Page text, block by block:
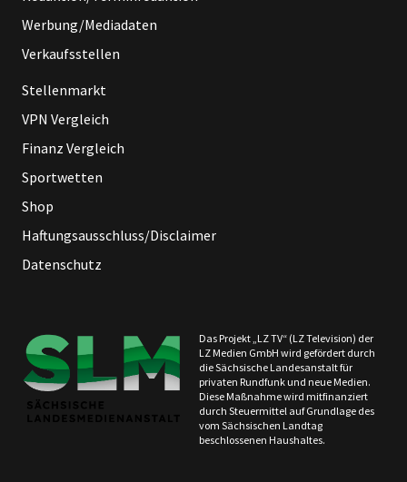
Werbung/Mediadaten
Verkaufsstellen
Stellenmarkt
VPN Vergleich
Finanz Vergleich
Sportwetten
Shop
Haftungsausschluss/Disclaimer
Datenschutz
Das Projekt „LZ TV“ (LZ Television) der
LZ Medien GmbH wird gefördert durch
die Sächsische Landesanstalt für
privaten Rundfunk und neue Medien.
Diese Maßnahme wird mitfinanziert
durch Steuermittel auf Grundlage des
vom Sächsischen Landtag
beschlossenen Haushaltes.